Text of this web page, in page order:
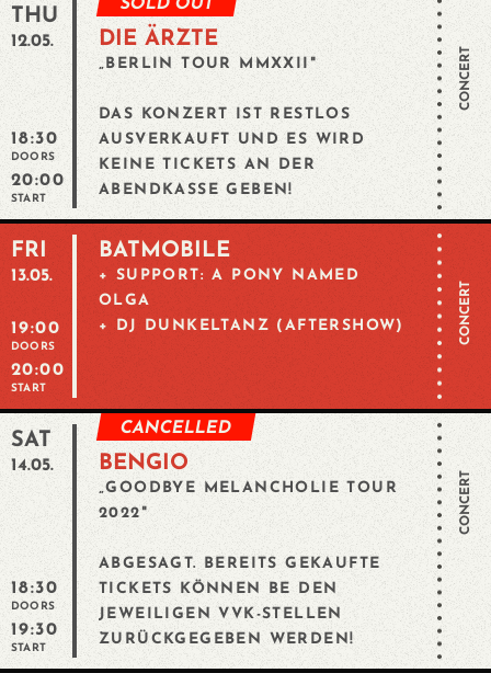
THU
12.05.
18:30
DOORS
20:00
START
SOLD OUT
DIE ÄRZTE
„BERLIN TOUR MMXXII"
DAS KONZERT IST RESTLOS
AUSVERKAUFT UND ES WIRD
KEINE TICKETS AN DER
ABENDKASSE GEBEN!
CONCERT
FRI
13.05.
19:00
DOORS
20:00
START
BATMOBILE
+ SUPPORT: A PONY NAMED
OLGA
+ DJ DUNKELTANZ (AFTERSHOW)
CONCERT
SAT
14.05.
18:30
DOORS
19:30
START
CANCELLED
BENGIO
„GOODBYE MELANCHOLIE TOUR
2022"
ABGESAGT. BEREITS GEKAUFTE
TICKETS KÖNNEN BE DEN
JEWEILIGEN VVK-STELLEN
ZURÜCKGEGEBEN WERDEN!
CONCERT